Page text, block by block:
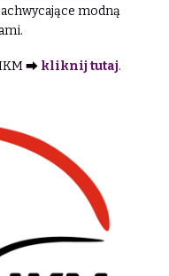
modną
⮕ kliknij tutaj.